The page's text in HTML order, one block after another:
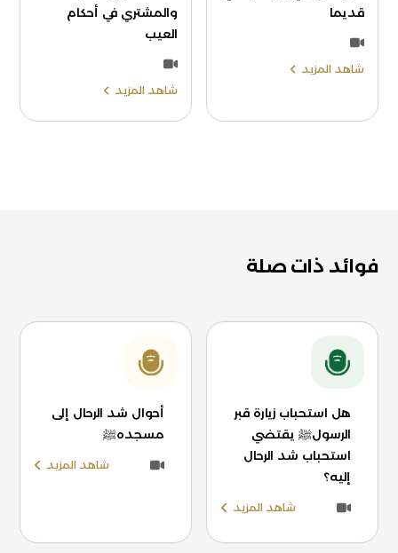
قديما
شاهد المزيد
والمشتري في أحكام
العيب
شاهد المزيد
فوائد ذات صلة
هل استحباب زيارة قبر
الرسولﷺ يقتضي
استحباب شد الرحال
إليه؟
شاهد المزيد
أحوال شد الرحال إلى
مسجدهﷺ
شاهد المزيد